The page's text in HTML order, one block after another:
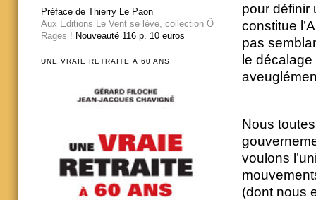
pour définir
constitue
pas
le dé­calage
Nous
voulons
(dont no­us
Préface de Thierry Le Paon
Aux Éditions Le Vent se lève, collection Ô
Rages ! Nouveauté 116 p. 10 euros
UNE VRAIE RETRAITE À 60 ANS